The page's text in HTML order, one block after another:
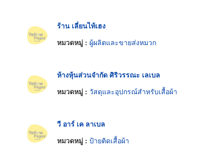
ร้าน เลี่ยนไท้เฮง
หมวดหมู่ : ผู้ผลิตและขายส่งหมวก
ห้างหุ้นส่วนจำกัด ศิริวรรณะ เลเบล
หมวดหมู่ : วัสดุและอุปกรณ์สำหรับเสื้อผ้า
วี อาร์ เค ลาเบล
หมวดหมู่ : ป้ายติดเสื้อผ้า